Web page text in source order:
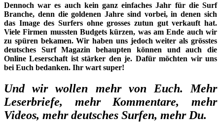
Dennoch war es auch kein ganz einfaches Jahr für die Surf
Branche, denn die goldenen Jahre sind vorbei, in denen sich
das Image des Surfers ohne grosses zutun gut verkauft hat.
Viele Firmen mussten Budgets kürzen, was am Ende auch wir
zu spüren bekamen. Wir haben uns jedoch weiter als grösstes
deutsches Surf Magazin behaupten können und auch die
Online Leserschaft ist stärker den je. Dafür möchten wir uns
bei Euch bedanken. Ihr wart super!
Und wir wollen mehr von Euch. Mehr
Leserbriefe, mehr Kommentare, mehr
Videos, mehr deutsches Surfen, mehr Du.